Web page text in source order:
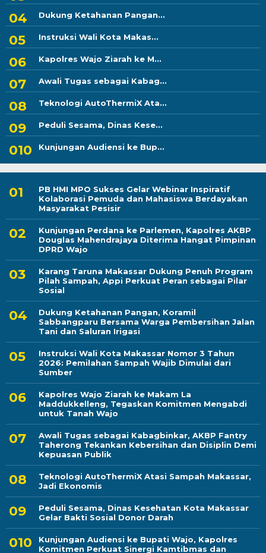
Dukung Ketahanan Pangan...
Instruksi Wali Kota Makas...
Kapolres Wajo Ziarah ke M...
Awali Tugas sebagai Kabag...
Teknologi AutoThermiX Ata...
Peduli Sesama, Dinas Kese...
Kunjungan Audiensi ke Bup...
PB HMI MPO Sukses Gelar Webinar Inspiratif
Kolaborasi Pemuda dan Mahasiswa Berdayakan
Masyarakat Pesisir
Kunjungan Perdana ke Parlemen, Kapolres AKBP
Douglas Mahendrajaya Diterima Hangat Pimpinan
DPRD Wajo
Karang Taruna Makassar Dukung Penuh Program
Pilah Sampah, Appi Perkuat Peran sebagai Pilar
Sosial
Dukung Ketahanan Pangan, Koramil
Sabbangparu Bersama Warga Pembersihan Jalan
Tani dan Saluran Irigasi
Instruksi Wali Kota Makassar Nomor 3 Tahun
2026: Pemilahan Sampah Wajib Dimulai dari
Sumber
Kapolres Wajo Ziarah ke Makam La
Maddukkelleng, Tegaskan Komitmen Mengabdi
untuk Tanah Wajo
Awali Tugas sebagai Kabagbinkar, AKBP Fantry
Taherong Tekankan Kebersihan dan Disiplin Demi
Kepuasan Publik
Teknologi AutoThermiX Atasi Sampah Makassar,
Jadi Ekonomis
Peduli Sesama, Dinas Kesehatan Kota Makassar
Gelar Bakti Sosial Donor Darah
Kunjungan Audiensi ke Bupati Wajo, Kapolres
Komitmen Perkuat Sinergi Kamtibmas dan